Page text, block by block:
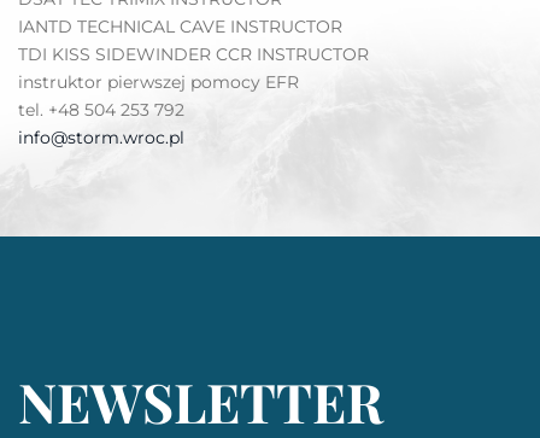
IANTD TECHNICAL CAVE INSTRUCTOR
TDI KISS SIDEWINDER CCR INSTRUCTOR
instruktor pierwszej pomocy EFR
tel. +48 504 253 792
info@storm.wroc.pl
NEWSLETTER